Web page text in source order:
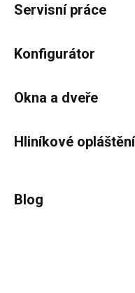
Servisní práce
Konfigurátor
Okna a dveře
Hliníkové opláštění
Blog